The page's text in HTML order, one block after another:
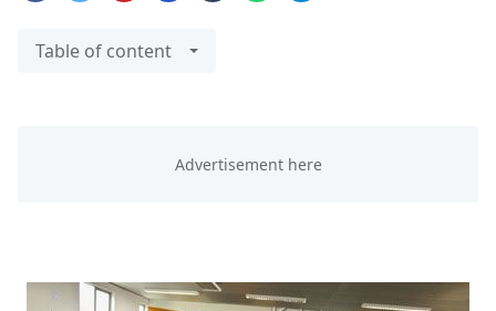
Table of content